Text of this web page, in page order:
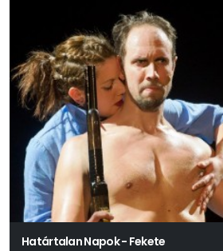
Határtalan Napok - Fekete